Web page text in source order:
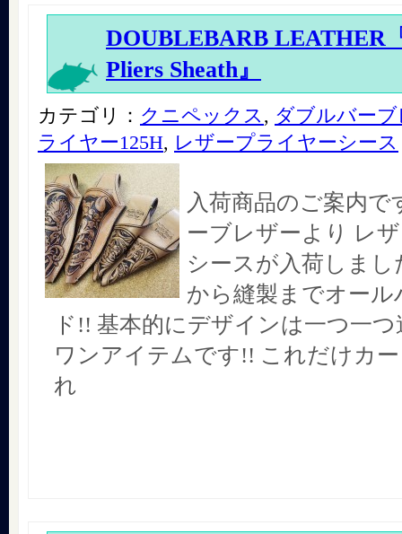
DOUBLEBARB LEATHER
Pliers Sheath』
カテゴリ： クニペックス , ダブルバー
ライヤー125H, レザープライヤーシース
入荷商品のご案内で
ーブレザーより レ
シースが入荷しま
から縫製までオー
ド!! 基本的にデザインは一つ一
ワンアイテムです!! これだけカ
れ